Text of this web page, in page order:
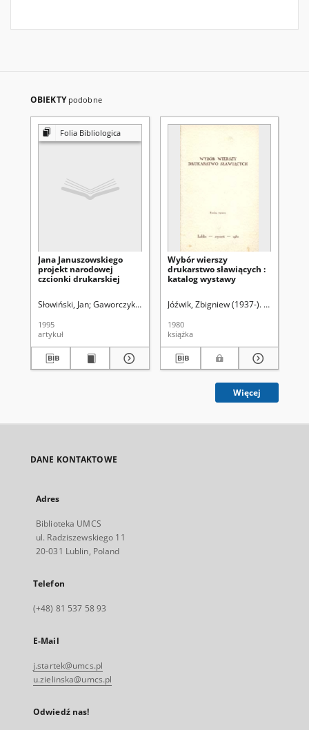
OBIEKTY podobne
Folia Bibliologica
Jana Januszowskiego
projekt narodowej
czcionki drukarskiej
Słowiński, Jan Gaworczyk, Teresa. Red. Grocholski, Henryk. Red.
1995
artykuł
Wybór wierszy
drukarstwo sławiących :
katalog wystawy
Jóźwik, Zbigniew (1937-). Rys.
1980
książka
Więcej
DANE KONTAKTOWE
Adres
Biblioteka UMCS
ul. Radziszewskiego 11
20-031 Lublin, Poland
Telefon
(+48) 81 537 58 93
E-Mail
j.startek@umcs.pl
u.zielinska@umcs.pl
Odwiedź nas!